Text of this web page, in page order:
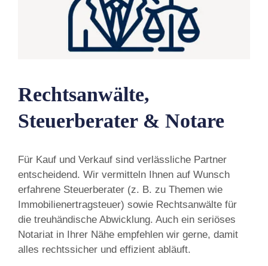
Rechtsanwälte,
Steuerberater & Notare
Für Kauf und Verkauf sind verlässliche Partner
entscheidend. Wir vermitteln Ihnen auf Wunsch
erfahrene Steuerberater (z. B. zu Themen wie
Immobilienertragsteuer) sowie Rechtsanwälte für
die treuhändische Abwicklung. Auch ein seriöses
Notariat in Ihrer Nähe empfehlen wir gerne, damit
alles rechtssicher und effizient abläuft.